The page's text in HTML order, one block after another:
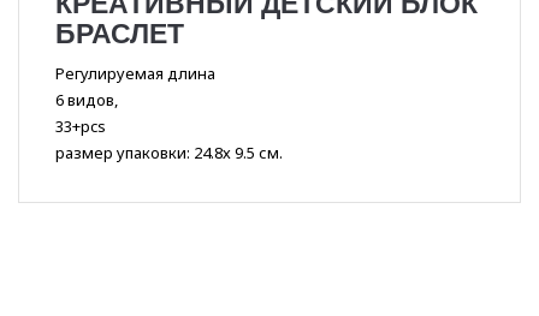
БРАСЛЕТ
Регулируемая длина
6 видов,
33+pcs
размер упаковки: 24.8х 9.5 см.